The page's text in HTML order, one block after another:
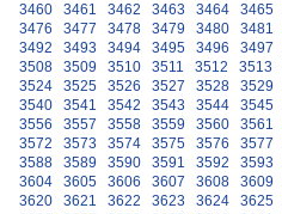
3460
3461 3462 3463 3464 3465
3476
3477 3478 3479 3480 3481
3492
3493 3494 3495 3496 3497
3508
3509 3510 3511 3512 3513
3524
3525 3526 3527 3528 3529
3540
3541 3542 3543 3544 3545
3556
3557 3558 3559 3560 3561
3572
3573 3574 3575 3576 3577
3588
3589 3590 3591 3592 3593
3604
3605 3606 3607 3608 3609
3620
3621 3622 3623 3624 3625